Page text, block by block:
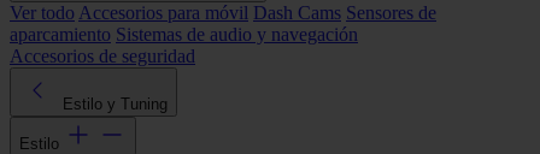
Ver todo Accesorios para móvil Dash Cams Sensores de
aparcamiento Sistemas de audio y navegación
Accesorios de seguridad
Estilo y Tuning
Estilo